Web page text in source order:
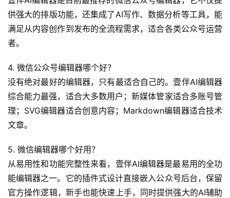
供强大的排版功能，还集成了AI写作、数据分析等工具，能
满足从内容创作到发布的全流程需求，适合各类公众号运营
者。
4. 微信公众号编辑器哪个好？
没有绝对最好的编辑器，只有最适合自己的。壹伴AI编辑器
综合能力最强，适合大多数用户；新媒体管家适合多账号管
理；SVG编辑器适合创意内容；Markdown编辑器适合技术
文章。
5. 微信编辑器哪个好用？
从易用性和功能完整性来看，壹伴AI编辑器是最易用的全功
能编辑器之一。它的插件式设计直接嵌入公众号后台，保留
官方操作逻辑，新手也能快速上手，同时提供强大的AI辅助